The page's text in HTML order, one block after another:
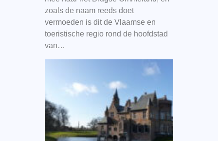
zoals de naam reeds doet
vermoeden is dit de Vlaamse en
toeristische regio rond de hoofdstad
van…